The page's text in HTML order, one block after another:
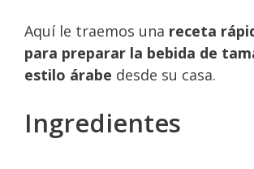
Aquí le traemos una receta
para preparar la bebida de
estilo árabe desde su casa.
Ingredientes